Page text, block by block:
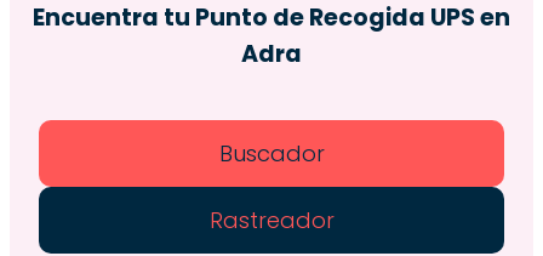
Encuentra tu Punto de Recogida UPSen
Adra
Buscador
Rastreador